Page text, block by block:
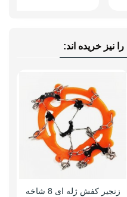
نیز خریده اند:
زنجیر کفش ژله ای 8 شاخه